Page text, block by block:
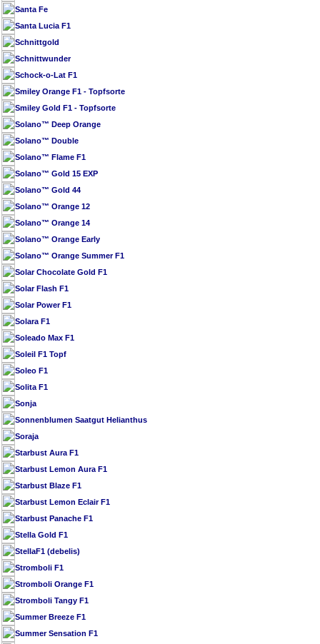
Santa Fe
Santa Lucia F1
Schnittgold
Schnittwunder
Schock-o-Lat F1
Smiley Orange F1 - Topfsorte
Smiley Gold F1 - Topfsorte
Solano™ Deep Orange
Solano™ Double
Solano™ Flame F1
Solano™ Gold 15 EXP
Solano™ Gold 44
Solano™ Orange 12
Solano™ Orange 14
Solano™ Orange Early
Solano™ Orange Summer F1
Solar Chocolate Gold F1
Solar Flash F1
Solar Power F1
Solara F1
Soleado Max F1
Soleil F1 Topf
Soleo F1
Solita F1
Sonja
Sonnenblumen Saatgut Helianthus
Soraja
Starbust Aura F1
Starbust Lemon Aura F1
Starbust Blaze F1
Starbust Lemon Eclair F1
Starbust Panache F1
Stella Gold F1
StellaF1 (debelis)
Stromboli F1
Stromboli Orange F1
Stromboli Tangy F1
Summer Breeze F1
Summer Sensation F1